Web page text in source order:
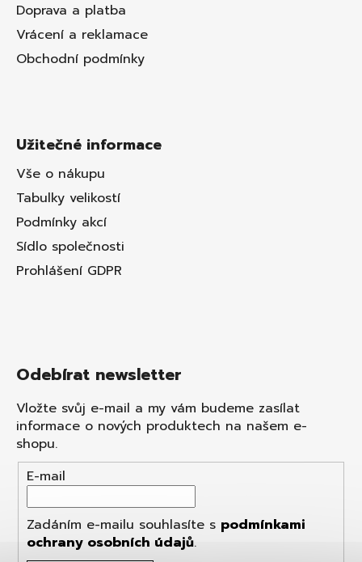
Doprava a platba
Vrácení a reklamace
Obchodní podmínky
Užitečné informace
Vše o nákupu
Tabulky velikostí
Podmínky akcí
Sídlo společnosti
Prohlášení GDPR
Odebírat newsletter
Vložte svůj e-mail a my vám budeme zasílat
informace o nových produktech na našem e-
shopu.
E-mail
Zadáním e-mailu souhlasíte s podmínkami
ochrany osobních údajů.